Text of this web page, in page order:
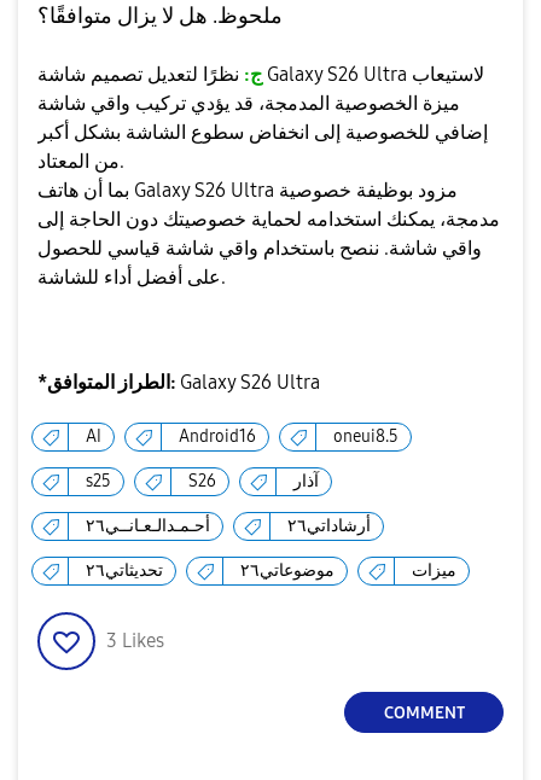
ملحوظ. هل لا يزال متوافقًا؟
ج: نظرًا لتعديل تصميم شاشة Galaxy S26 Ultra لاستيعاب
ميزة الخصوصية المدمجة، قد يؤدي تركيب واقي شاشة
إضافي للخصوصية إلى انخفاض سطوع الشاشة بشكل أكبر
من المعتاد.
بما أن هاتف Galaxy S26 Ultra مزود بوظيفة خصوصية
مدمجة، يمكنك استخدامه لحماية خصوصيتك دون الحاجة إلى
واقي شاشة. ننصح باستخدام واقي شاشة قياسي للحصول
على أفضل أداء للشاشة.
*الطراز المتوافق: Galaxy S26 Ultra
AI Android16 oneui8.5
s25 S26 آذار
أحـمـدالـعـانــي٢٦ أرشاداتي٢٦
تحديثاتي٢٦ موضوعاتي٢٦ ميزات
3 Likes
COMMENT